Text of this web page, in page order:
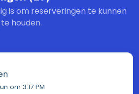
is om reserveringen te kunnen
houden.
om 3:17 PM